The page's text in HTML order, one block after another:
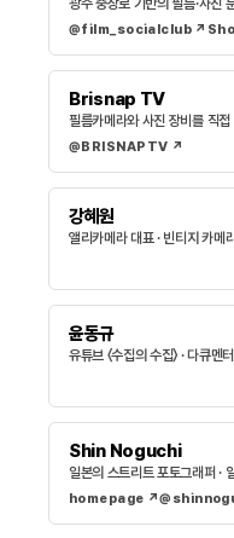
광주 충장로 기반의 필름·사진
@film_socialclub ↗
Brisnap TV
필름카메라와 사진 장비를 직
@BRISNAPTV ↗
강혜원
앨리카메라 대표 · 빈티지 카메
윤동규
유튜브 〈수집의 수집〉 · 다큐
Shin Noguchi
일본의 스트리트 포토그래퍼 ·
homepage ↗